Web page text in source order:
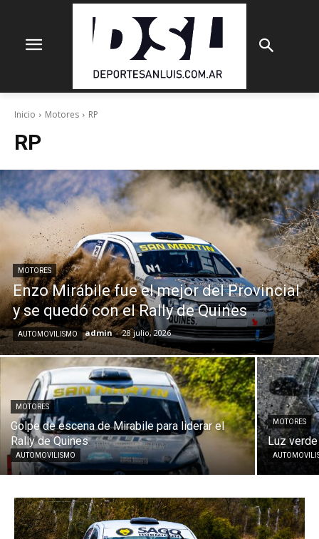
Inicio Motores RP
RP
MOTORES
Enzo Mirábile fue el mejor del Provincial
y se quedó con el Rally de Quines
AUTOMOVILISMO admin - 28 julio, 2026
MOTORES
Golpe de escena de Mirabile para liderar el
Rally de Quines
AUTOMOVILISMO
MOTORES
Luz